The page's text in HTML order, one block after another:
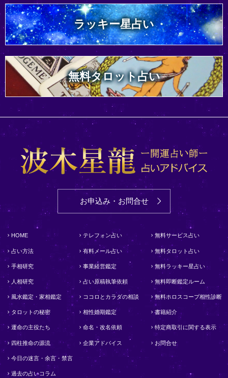
ラッキー星占い
無料タロット占い
お申込み・お問合せ
HOME
占い方法
手相研究
人相研究
風水鑑定・家相鑑定
タロットの秘密
運命の主役たち
四柱推命の源流
今日の迷言・余言・禁言
過去の占いコラム
テレフォン占い
有料メール占い
事業経営鑑定
占い原稿執筆依頼
ココロとカラダの相談
相性婚期鑑定
命名・改名依頼
企業アドバイス
無料サービス占い
無料タロット占い
無料ラッキー星占い
無料即断鑑定ルーム
無料ホロスコープ相性診断
書籍紹介
特定商取引に関する表示
お問合せ